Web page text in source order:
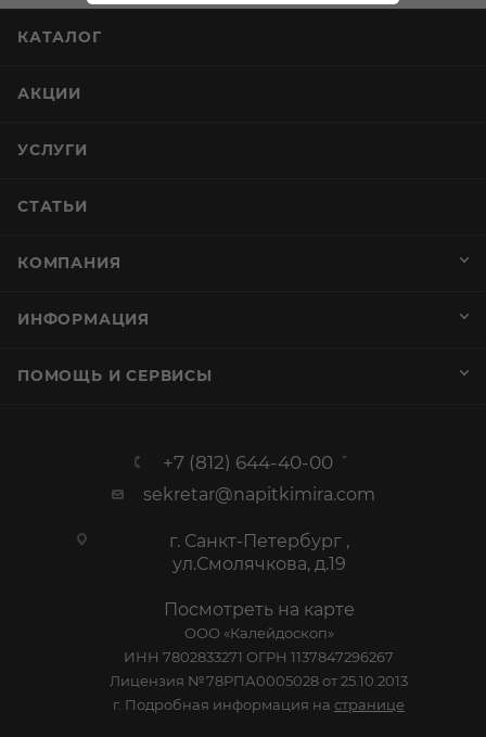
КАТАЛОГ
АКЦИИ
УСЛУГИ
СТАТЬИ
КОМПАНИЯ
ИНФОРМАЦИЯ
ПОМОЩЬ И СЕРВИСЫ
+7 (812) 644-40-00
sekretar@napitkimira.com
г. Санкт-Петербург ,
ул.Смолячкова, д.19
Посмотреть на карте
ООО «Калейдоскоп»
ИНН 7802833271 ОГРН 1137847296267
Лицензия №78РПА0005028 от 25.10.2013
г. Подробная информация на странице